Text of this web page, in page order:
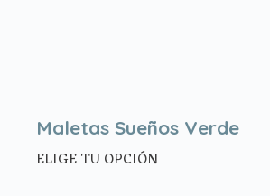
Maletas Sueños Verde
ELIGE TU OPCIÓN